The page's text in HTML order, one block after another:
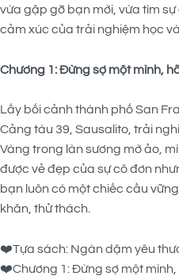
vừa gặp gỡ bạn mới, vừa tìm
cảm xúc của trải nghiệm học
Chương 1: Đừng sợ một mình,
Lấy bối cảnh thành phố San
Cảng tàu 39, Sausalito, trải
Vàng trong làn sương mờ ảo,
được vẻ đẹp của sự cô đơn
bạn luôn có một chiếc cầu
khăn, thử thách.
❤️Tựa sách: Ngàn dặm yêu
❤️Chương 1: Đừng sợ một